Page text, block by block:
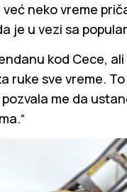
neko vreme
je u vezi sa
kod Cece,
ruke sve vreme.
me da